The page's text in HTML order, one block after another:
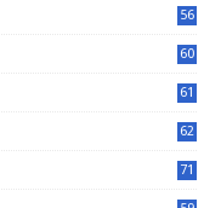
56
60
61
62
71